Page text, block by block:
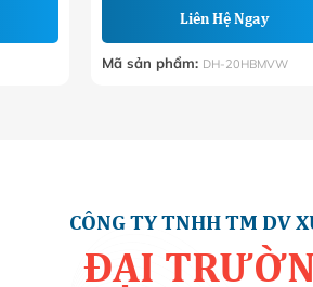
Liên Hệ Ngay
Mã sản phẩm: DH-20HBMVW
CÔNG TY TNHH TM DV
ĐẠI